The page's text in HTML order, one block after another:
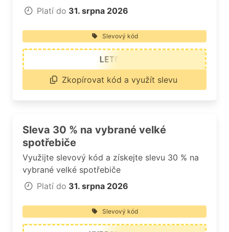
Platí do 31. srpna 2026
Slevový kód
LETO30
Zkopírovat kód a využít slevu
Sleva 30 % na vybrané velké
spotřebiče
Využijte slevový kód a získejte slevu 30 % na
vybrané velké spotřebiče
Platí do 31. srpna 2026
Slevový kód